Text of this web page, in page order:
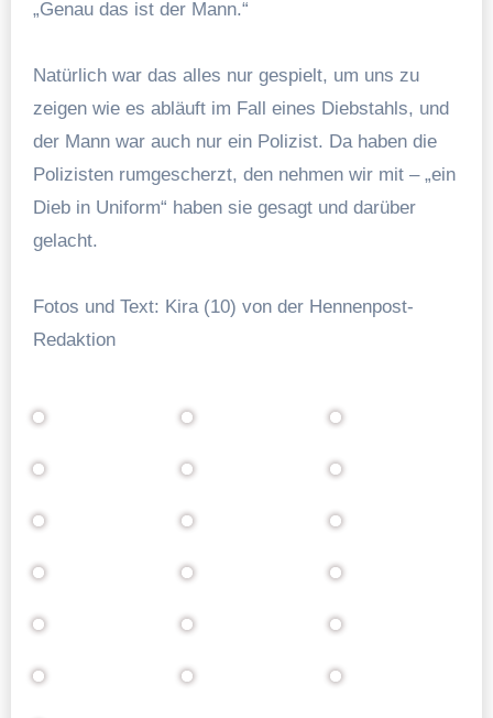
„Genau das ist der Mann.“
Natürlich war das alles nur gespielt, um uns zu
zeigen wie es abläuft im Fall eines Diebstahls, und
der Mann war auch nur ein Polizist. Da haben die
Polizisten rumgescherzt, den nehmen wir mit – „ein
Dieb in Uniform“ haben sie gesagt und darüber
gelacht.
Fotos und Text: Kira (10) von der Hennenpost-
Redaktion